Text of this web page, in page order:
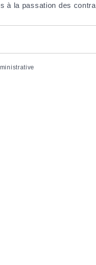
à la passation des